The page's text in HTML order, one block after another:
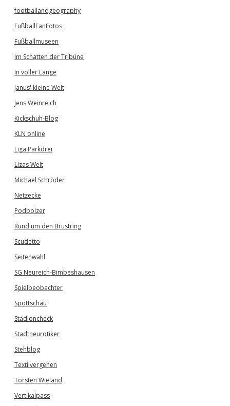
footballandgeography
FußballFanFotos
Fußballmuseen
Im Schatten der Tribüne
In voller Länge
Janus' kleine Welt
Jens Weinreich
Kickschuh-Blog
KLN online
Liga Parkdrei
Lizas Welt
Michael Schröder
Netzecke
Podbolzer
Rund um den Brustring
Scudetto
Seitenwahl
SG Neureich-Bimbeshausen
Spielbeobachter
Spottschau
Stadioncheck
Stadtneurotiker
Stehblog
Textilvergehen
Torsten Wieland
Vertikalpass